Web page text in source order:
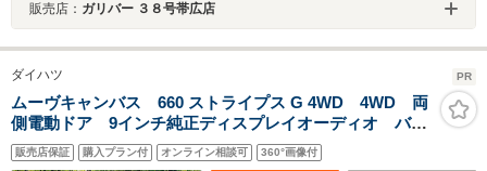
販売店： ガリバー ３８号帯広店
ダイハツ PR
ムーヴキャンバス 660 ストライプス G 4WD 4WD 両
側電動ドア 9インチ純正ディスプレイオーディオ バッ
クカメラ スマートアシスト 禁煙車 コーナーセンサ
ー スマートキー LEDヘッド ETC オートライト
販売店保証 購入プラン付 オンライン相談可 360°画像付